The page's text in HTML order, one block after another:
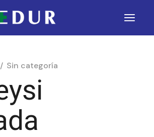
Sin categoría